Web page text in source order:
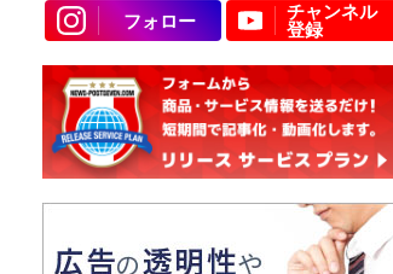
フォロー
チャンネル
登録